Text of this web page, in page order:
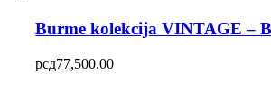
Burme kolekcija VINTAGE –
рсд77,500.00